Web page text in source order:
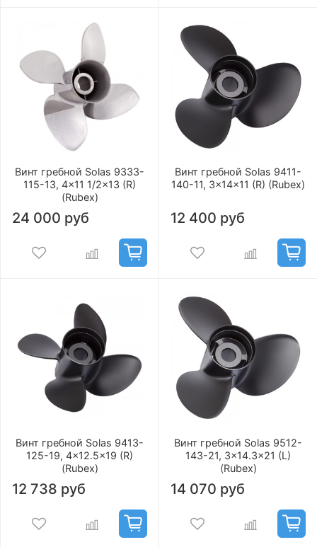
Винт гребной Solas 9333-
115-13, 4x11 1/2x13 (R)
(Rubex)
24 000 руб
Винт гребной Solas 9411-
140-11, 3x14x11 (R) (Rubex)
12 400 руб
Винт гребной Solas 9413-
125-19, 4x12.5x19 (R)
(Rubex)
12 738 руб
Винт гребной Solas 9512-
143-21, 3x14.3x21 (L)
(Rubex)
14 070 руб